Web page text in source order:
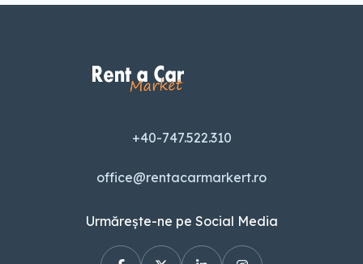
+40-747.522.310
office@rentacarmarkert.ro
Urmărește-ne pe Social Media